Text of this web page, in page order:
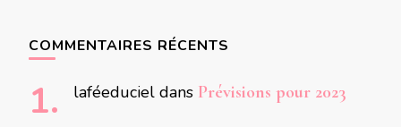
COMMENTAIRES RÉCENTS
laféeduciel dans Prévisions pour 2023